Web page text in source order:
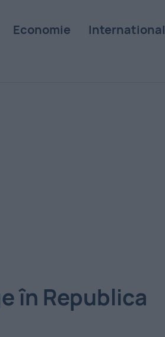
Economie International
în Republica